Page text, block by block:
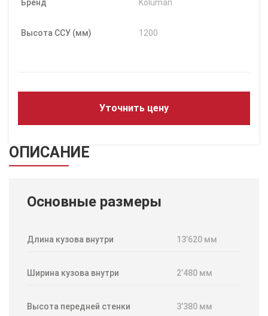
Бренд Koluman
Высота ССУ (мм) 1200
Уточнить цену
ОПИСАНИЕ
Основные размеры
Длина кузова внутри 13’620 мм
Ширина кузова внутри 2’480 мм
Высота передней стенки 3’380 мм